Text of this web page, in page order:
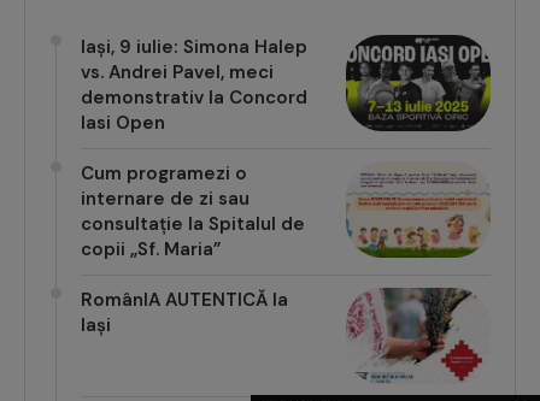
Iași, 9 iulie: Simona Halep
vs. Andrei Pavel, meci
demonstrativ la Concord
Iasi Open
Cum programezi o
internare de zi sau
consultație la Spitalul de
copii „Sf. Maria”
RomânIA AUTENTICĂ la
Iași